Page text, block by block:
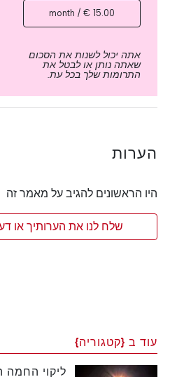
15.00 € / month
אתה יכול לשנות את הסכום
שאתה נותן או לבטל את
התרומות שלך בכל עת.
הערות
היו הראשונים להגיב על מאמר זה
שלח לנו את הערותיך או
עוד ב {קטגוריה}
ליקוי החמה